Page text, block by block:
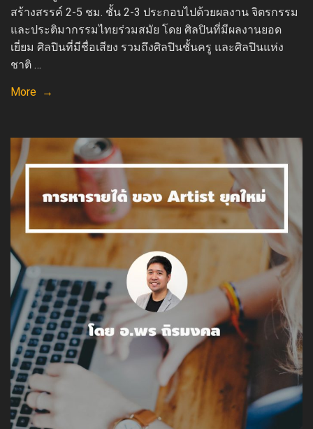
สร้างสรรค์ 2-5 ชม. ชั้น 2-3 ประกอบไปด้วยผลงาน จิตรกรรม
และประติมากรรมไทยร่วมสมัย โดย ศิลปินที่มีผลงานยอด
เยี่ยม ศิลปินที่มีชื่อเสียง รวมถึงศิลปินชั้นครู และศิลปินแห่ง
ชาติ …
More →